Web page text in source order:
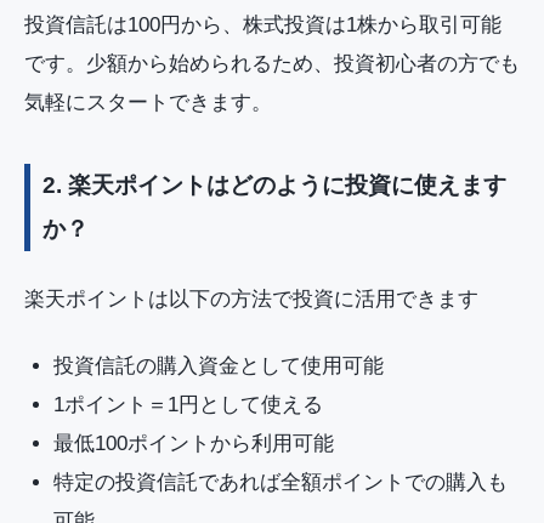
投資信託は100円から、株式投資は1株から取引可能
です。少額から始められるため、投資初心者の方でも
気軽にスタートできます。
2. 楽天ポイントはどのように投資に使えます
か？
楽天ポイントは以下の方法で投資に活用できます
投資信託の購入資金として使用可能
1ポイント＝1円として使える
最低100ポイントから利用可能
特定の投資信託であれば全額ポイントでの購入も